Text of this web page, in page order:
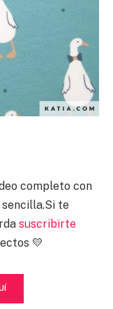
completo con
te
suscribirte
💛